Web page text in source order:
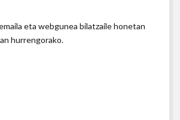
eta webgunea bilatzaile honetan
hurrengorako.